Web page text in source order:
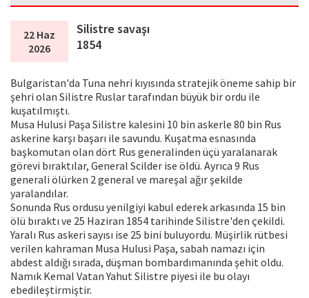
22 Haz
2026
Silistre savaşı
1854
Bulgaristan'da Tuna nehri kıyısında stratejik öneme sahip bir
şehri olan Silistre Ruslar tarafından büyük bir ordu ile
kuşatılmıştı.
Musa Hulusi Paşa Silistre kalesini 10 bin askerle 80 bin Rus
askerine karşı başarı ile savundu. Kuşatma esnasında
başkomutan olan dört Rus generalinden üçü yaralanarak
görevi bıraktılar, General Scilder ise öldü. Ayrıca 9 Rus
generali ölürken 2 general ve mareşal ağır şekilde
yaralandılar.
Sonunda Rus ordusu yenilgiyi kabul ederek arkasında 15 bin
ölü bıraktı ve 25 Haziran 1854 tarihinde Silistre'den çekildi.
Yaralı Rus askeri sayısı ise 25 bini buluyordu. Müşirlik rütbesi
verilen kahraman Musa Hulusi Paşa, sabah namazı için
abdest aldığı sırada, düşman bombardımanında şehit oldu.
Namık Kemal Vatan Yahut Silistre piyesi ile bu olayı
ebedileştirmiştir.